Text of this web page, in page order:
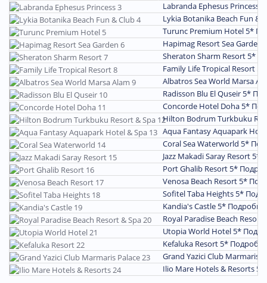
Labranda Ephesus Princess
Lykia Botanika Beach Fun &
Turunc Premium Hotel 5*
Hapimag Resort Sea Garden
Sheraton Sharm Resort 5*
Family Life Tropical Resort 5*
Albatros Sea World Marsa
Radisson Blu El Quseir 5*
Concorde Hotel Doha 5*
Hilton Bodrum Turkbuku
Aqua Fantasy Aquapark
Coral Sea Waterworld 5*
Jazz Makadi Saray Resort 5*
Port Ghalib Resort 5*
Venosa Beach Resort 5*
Sofitel Taba Heights 5*
Kandia's Castle 5*
Royal Paradise Beach Resort
Utopia World Hotel 5*
Kefaluka Resort 5*
Grand Yazici Club Marmaris
Ilio Mare Hotels & Resorts 5*